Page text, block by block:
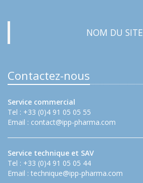
NOM DU SITE
Contactez-nous
Service commercial
Tel : +33 (0)4 91 05 05 55
Email : contact@ipp-pharma.com
Service technique et SAV
Tel : +33 (0)4 91 05 05 44
Email : technique@ipp-pharma.com